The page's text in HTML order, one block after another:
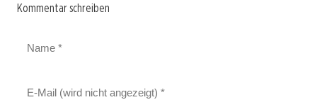
Kommentar schreiben